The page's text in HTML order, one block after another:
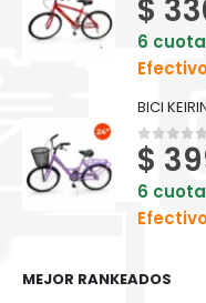
$
6
BICI
0out of
$
6
MEJOR RANKEADOS